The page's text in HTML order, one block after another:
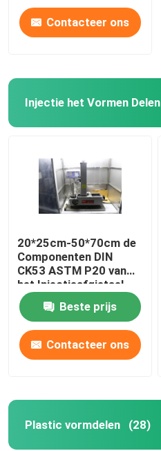
Contacteer ons
Injectie het Vormen Delen
20*25cm-50*70cm de
Componenten DIN
CK53 ASTM P20 van
het Injectieafgietsel
Beste prijs
Contacteer ons
Plastic vormdelen (28)